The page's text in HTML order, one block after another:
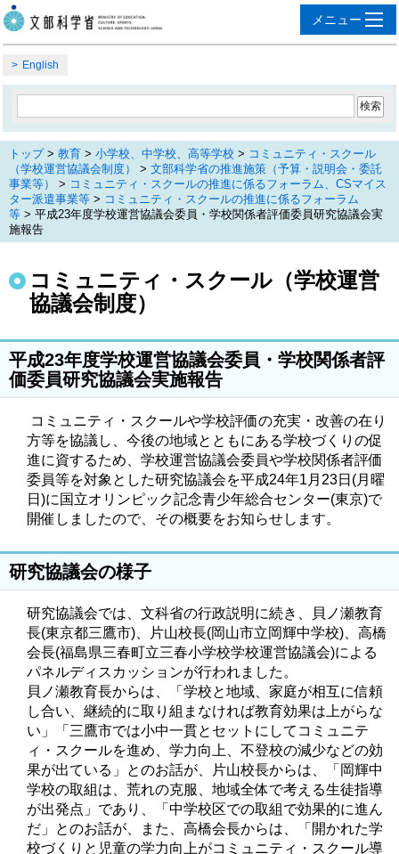
English
トップ> 教育 > 小学校、中学校、高等学校 > コミュニティ・スクール
（学校運営協議会制度）
> 文部科学省の推進施策（予算・説明会・委託
事業等）
> コミュニティ・スクールの推進に係るフォーラム、CSマイス
ター派遣事業等 > コミュニティ・スクールの推進に係るフォーラム
等 > 平成23年度学校運営協議会委員・学校関係者評価委員研究協議会実
施報告
コミュニティ・スクール（学校運営
協議会制度）
平成23年度学校運営協議会委員・学校関係者評
価委員研究協議会実施報告
コミュニティ・スクールや学校評価の充実・改善の在り
方等を協議し、今後の地域とともにある学校づくりの促
進に資するため、学校運営協議会委員や学校関係者評価
委員等を対象とした研究協議会を平成24年1月23日(月曜
日)に国立オリンピック記念青少年総合センター(東京)で
開催しましたので、その概要をお知らせします。
研究協議会の様子
研究協議会では、文科省の行政説明に続き、貝ノ瀬教育
長(東京都三鷹市)、片山校長(岡山市立岡輝中学校)、高橋
会長(福島県三春町立三春小学校学校運営協議会)による
パネルディスカッションが行われました。
貝ノ瀬教育長からは、「学校と地域、家庭が相互に信頼
し合い、継続的に取り組まなければ教育効果は上がらな
い」「三鷹市では小中一貫とセットにしてコミュニテ
ィ・スクールを進め、学力向上、不登校の減少などの効
果が出ている」とのお話が、片山校長からは、「岡輝中
学校の取組は、荒れの克服、地域全体で考える生徒指導
が出発点」であり、「中学校区での取組で効果的に進ん
だ」とのお話が、また、高橋会長からは、「開かれた学
校づくりと児童の学力向上がコミュニティ・スクール導